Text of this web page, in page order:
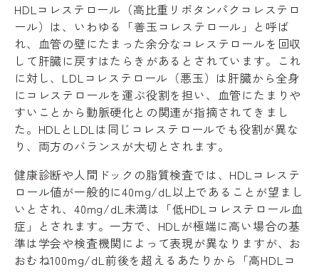
HDLコレステロール（高比重リポタンパクコレステロ
ール）は、いわゆる「善玉コレステロール」と呼ば
れ、血管の壁にたまった余分なコレステロールを回収
して肝臓に戻すはたらきがあるとされています。これ
に対し、LDLコレステロール（悪玉）は肝臓から全身
にコレステロールを運ぶ役割を担い、血管にたまりや
すいことから動脈硬化との関連が指摘されてきまし
た。HDLとLDLは同じコレステロールでも役割が異な
り、両方のバランスが大切とされます。
健康診断や人間ドックの脂質検査では、HDLコレステ
ロール値が一般的に40mg/dL以上であることが望まし
いとされ、40mg/dL未満は「低HDLコレステロール血
症」とされます。一方で、HDLが極端に高い場合の基
準は学会や検査機関によって表現が異なりますが、お
おむね100mg/dL前後を超えるあたりから「高HDLコ